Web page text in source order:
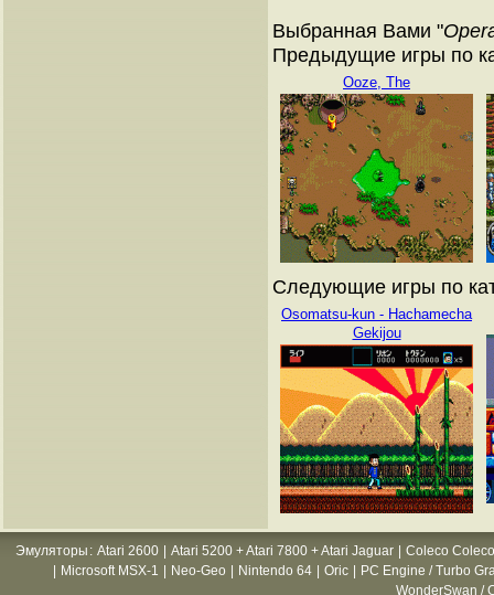
Выбранная Вами "
Предыдущие игры по
Ooze, The
Следующие игры по
Osomatsu-kun - Hachamecha
Gekijou
Эмуляторы : Atari 2600 Atari 5200 + Atari 7800 + Atari Jaguar
Coleco
Microsoft MSX-1 Neo-Geo Nintendo 64 Oric
PC Engine / Turbo
WonderSwan /